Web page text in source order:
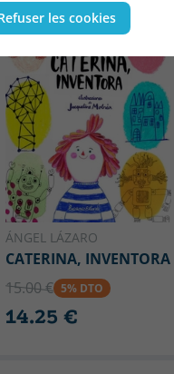
les cookies
ÁNGEL LÁZARO
CATERINA, INVENTORA
15.00 € 5% DTO
14.25 €